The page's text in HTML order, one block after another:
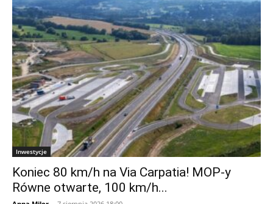
Inwestycje
Koniec 80 km/h na Via Carpatia! MOP-y
Równe otwarte, 100 km/h...